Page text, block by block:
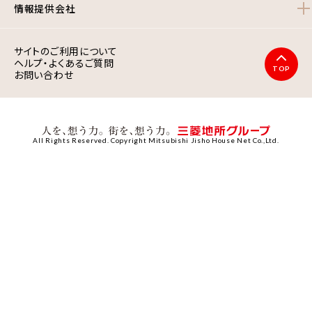
情報提供会社
サイトのご利用について
ヘルプ・よくあるご質問
お問い合わせ
TOP
All Rights Reserved. Copyright Mitsubishi Jisho House Net Co.,Ltd.